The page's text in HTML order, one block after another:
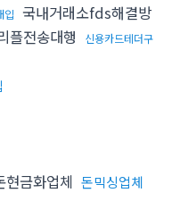
입 국내거래소fds해결방
플전송대행
신용카드테더구
현금화업체 돈믹싱업체